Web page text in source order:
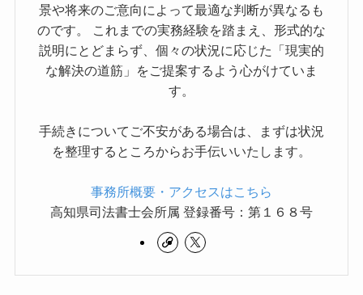
景や将来のご意向によって最適な判断が異なるも
のです。 これまでの実務経験を踏まえ、形式的な
説明にとどまらず、個々の状況に応じた「現実的
な解決の道筋」をご提案するよう心がけていま
す。
手続きについてご不安がある場合は、まずは状況
を整理するところからお手伝いいたします。
事務所概要・アクセスはこちら
高知県司法書士会所属 登録番号：第１６８号